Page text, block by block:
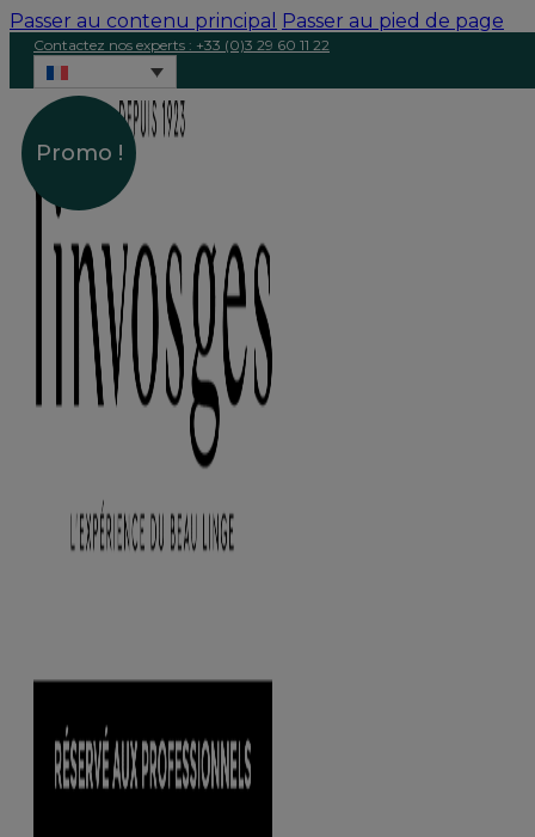
Passer au contenu principal Passer au pied de page
Contactez nos experts : +33 (0)3 29 60 11 22
Promo !